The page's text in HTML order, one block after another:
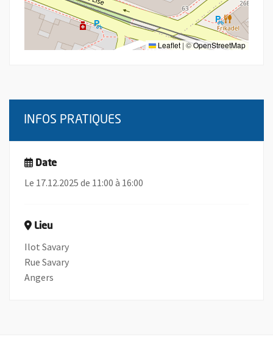
Leaflet |©OpenStreetMap
INFOS PRATIQUES
Date
Le 17.12.2025 de 11:00 à 16:00
Lieu
Ilot Savary
Rue Savary
Angers